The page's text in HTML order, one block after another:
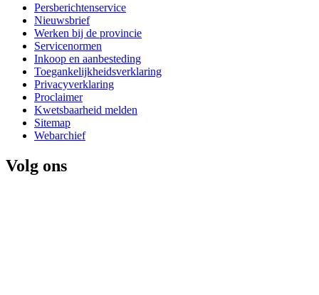
Persberichtenservice
Nieuwsbrief
Werken bij de provincie
Servicenormen
Inkoop en aanbesteding
Toegankelijkheidsverklaring
Privacyverklaring
Proclaimer
Kwetsbaarheid melden
Sitemap
Webarchief
Volg ons